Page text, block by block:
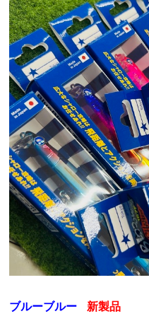
ブルーブルー 新製品